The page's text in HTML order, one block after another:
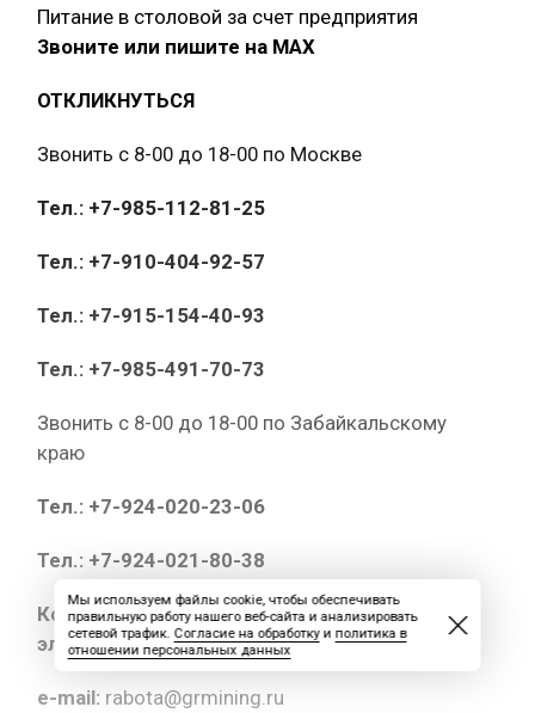
Питание в столовой за счет предприятия
Звоните или пишите на МАХ
ОТКЛИКНУТЬСЯ
Звонить с 8-00 до 18-00 по Москве
Тел.: +7-985-112-81-25
Тел.: +7-910-404-92-57
Тел.: +7-915-154-40-93
Тел.: +7-985-491-70-73
Звонить с 8-00 до 18-00 по Забайкальскому
краю
Тел.: +7-924-020-23-06
Тел.: +7-924-021-80-38
Копии документов высылайте на
электронный адрес:
e-mail: rabota@grmining.ru
Мы используем файлы cookie, чтобы обеспечивать
правильную работу нашего веб-сайта и анализировать
сетевой трафик. Согласие на обработкуи политика в
отношении персональных данных